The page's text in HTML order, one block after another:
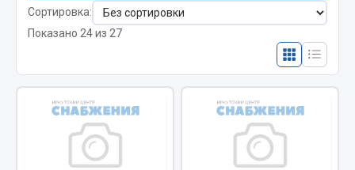
ЦЕПИ BOHU (Китай)
Изготовление цепей на колеса BOHU
Весь раздел
Отопители салона, подогреватели
Сортировка:
Показано 24 из 27